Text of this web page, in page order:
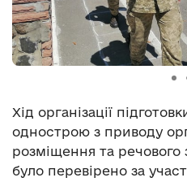
Хід організації
однострою з приводу
розміщення та речового
було перевірено за